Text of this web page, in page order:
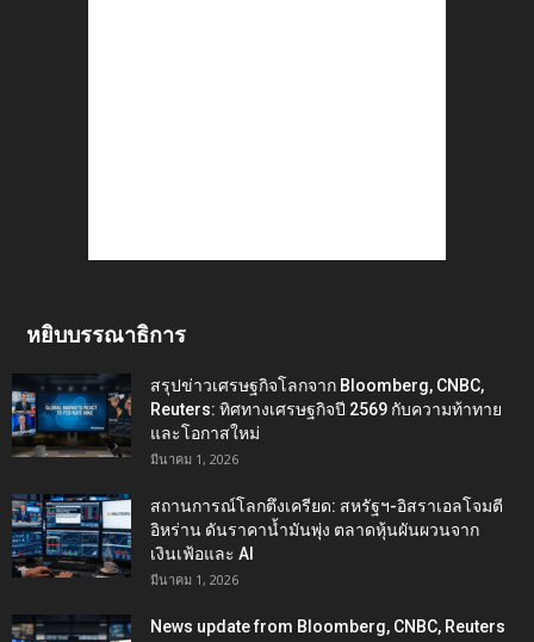
หยิบบรรณาธิการ
สรุปข่าวเศรษฐกิจโลกจาก Bloomberg, CNBC,
Reuters: ทิศทางเศรษฐกิจปี 2569 กับความท้าทาย
และโอกาสใหม่
มีนาคม 1, 2026
สถานการณ์โลกตึงเครียด: สหรัฐฯ-อิสราเอลโจมตี
อิหร่าน ดันราคาน้ำมันพุ่ง ตลาดหุ้นผันผวนจาก
เงินเฟ้อและ AI
มีนาคม 1, 2026
News update from Bloomberg, CNBC, Reuters